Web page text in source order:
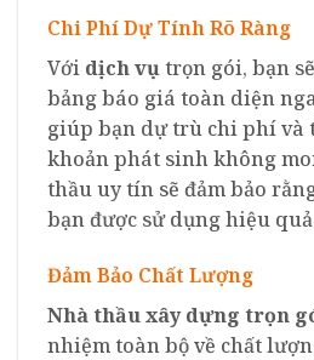
Chi Phí Dự Tính Rõ Ràng
Với dịch vụtrọn gói, bạn
bảng báo giá toàn diện
giúp bạn dự trù chi phí và
khoản phát sinh không
thầu uy tín sẽ đảm bảo
bạn được sử dụng hiệu
Đảm Bảo Chất Lượng
Nhà thầu xây dựng trọn
nhiệm toàn bộ về chất